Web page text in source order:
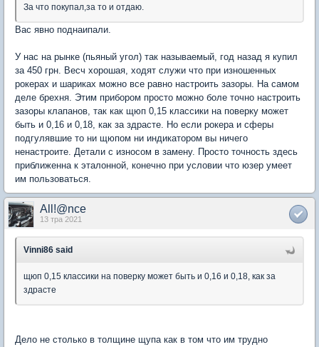
За что покупал,за то и отдаю.
Вас явно поднаипали.
У нас на рынке (пьяный угол) так называемый, год назад я купил
за 450 грн. Весч хорошая, ходят служи что при изношенных
рокерах и шариках можно все равно настроить зазоры. На самом
деле брехня. Этим прибором просто можно боле точно настроить
зазоры клапанов, так как щюп 0,15 классики на поверку может
быть и 0,16 и 0,18, как за здрасте. Но если рокера и сферы
подгулявшие то ни щюпом ни индикатором вы ничего
ненастроите. Детали с износом в замену. Просто точность здесь
приближенна к эталонной, конечно при условии что юзер умеет
им пользоваться.
All!@nce
13 тра 2021
Vinni86 said
щюп 0,15 классики на поверку может быть и 0,16 и 0,18, как за
здрасте
Дело не столько в толщине щупа как в том что им трудно